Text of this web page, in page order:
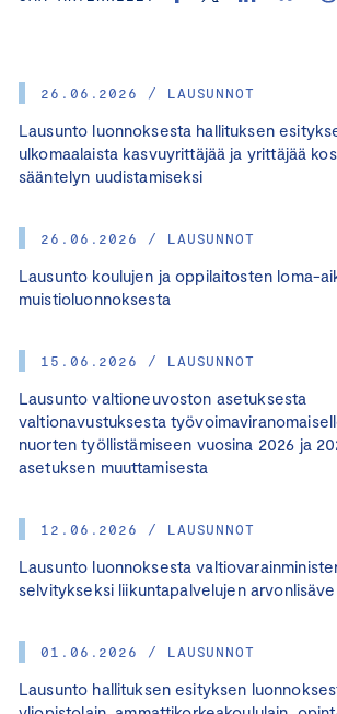
26.06.2026 / LAUSUNNOT
Lausunto luonnoksesta hallituksen
ulkomaalaista kasvuyrittäjää ja yrittäjää
sääntelyn uudistamiseksi
26.06.2026 / LAUSUNNOT
Lausunto koulujen ja oppilaitosten loma-
muistioluonnoksesta
15.06.2026 / LAUSUNNOT
Lausunto valtioneuvoston asetuksesta
valtionavustuksesta
nuorten työllistämiseen vuosina 2026 ja
asetuksen muuttamisesta
12.06.2026 / LAUSUNNOT
Lausunto luonnoksesta
selvitykseksi liikuntapalvelujen
01.06.2026 / LAUSUNNOT
Lausunto hallituksen esityksen